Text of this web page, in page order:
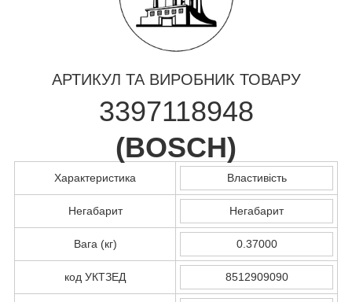
АРТИКУЛ ТА ВИРОБНИК ТОВАРУ
3397118948
(BOSCH)
Характеристика Властивість
Негабарит Негабарит
Вага (кг) 0.37000
код УКТЗЕД 8512909090